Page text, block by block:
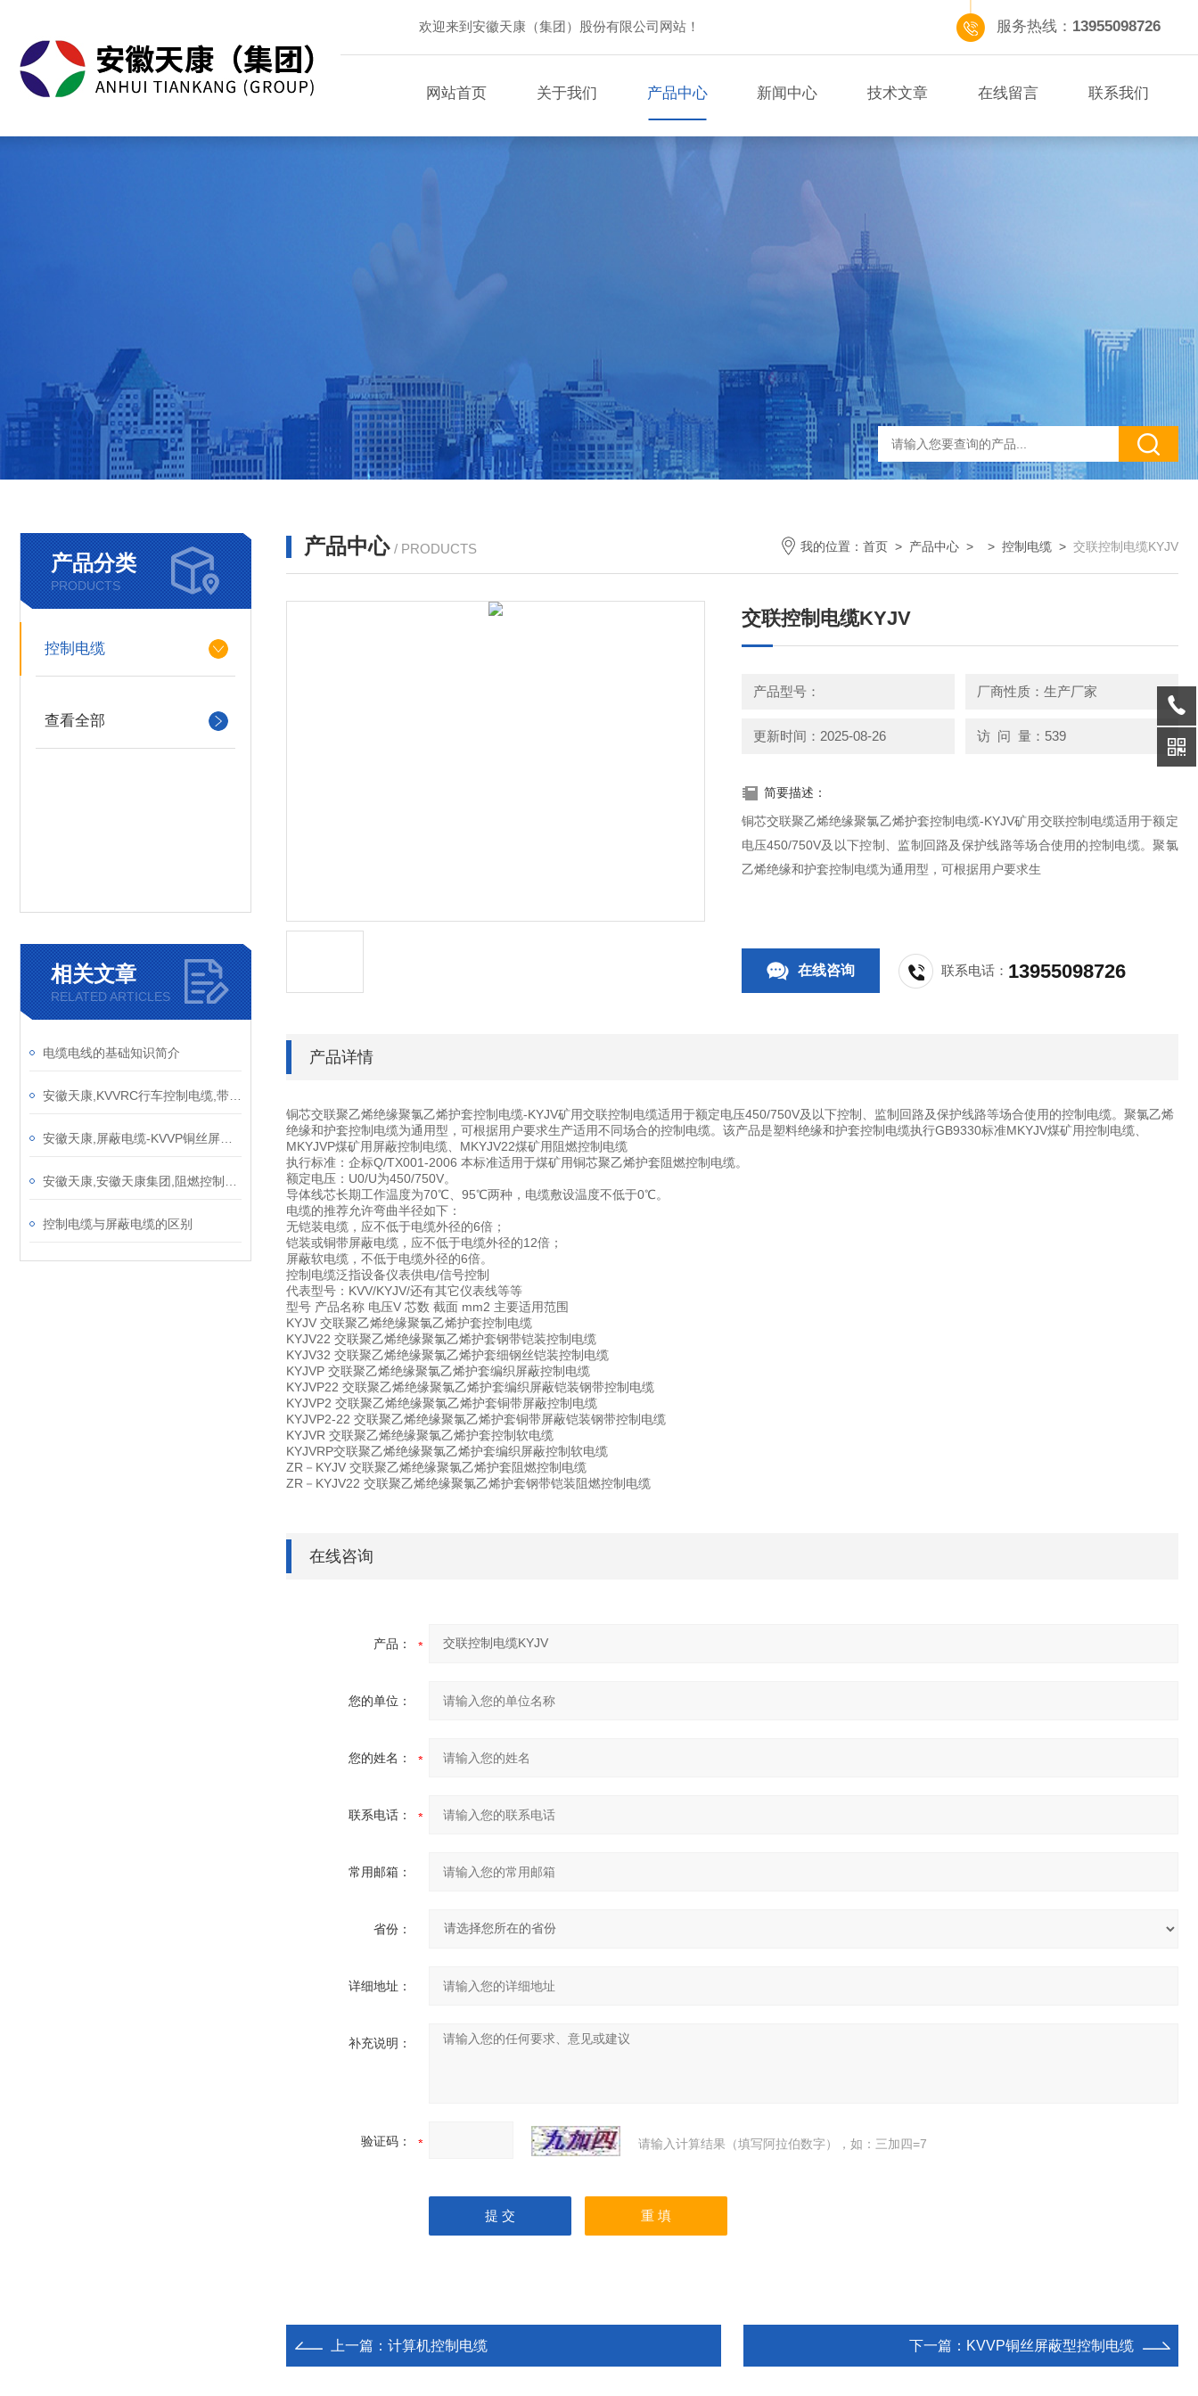
欢迎来到安徽天康（集团）股份有限公司网站！ 服务热线： 13955098726
网站首页 关于我们 产品中心 新闻中心 技术文章 在线留言 联系我们
产品分类
PRODUCTS
控制电缆
查看全部
相关文章
RELATED ARTICLES
电缆电线的基础知识简介
控制电缆与屏蔽电缆的区别
产品中心 / PRODUCTS 我的位置： 首页 > 产品中心 > > 控制电缆 > 交联控制电缆KYJV
交联控制电缆KYJV
产品型号： 厂商性质：生产厂家
更新时间：2025-08-26 访 问 量：539
简要描述：
铜芯交联聚乙烯绝缘聚氯乙烯护套控制电缆-KYJV矿用交联控制电缆适用于额定
电压450/750V及以下控制、监制回路及保护线路等场合使用的控制电缆。聚氯
乙烯绝缘和护套控制电缆为通用型，可根据用户要求生
在线咨询 联系电话： 13955098726
产品详情
铜芯交联聚乙烯绝缘聚氯乙烯护套控制电缆-KYJV矿用交联控制电缆适用于额定电压450/750V及以下控制、监制回路及保护线路等场合使用的控制电缆。聚氯乙烯
绝缘和护套控制电缆为通用型，可根据用户要求生产适用不同场合的控制电缆。该产品是塑料绝缘和护套控制电缆执行GB9330标准MKYJV煤矿用控制电缆、
MKYJVP煤矿用屏蔽控制电缆、MKYJV22煤矿用阻燃控制电缆
执行标准：企标Q/TX001-2006 本标准适用于煤矿用铜芯聚乙烯护套阻燃控制电缆。
额定电压：U0/U为450/750V。
导体线芯长期工作温度为70℃、95℃两种，电缆敷设温度不低于0℃。
电缆的推荐允许弯曲半径如下：
无铠装电缆，应不低于电缆外径的6倍；
铠装或铜带屏蔽电缆，应不低于电缆外径的12倍；
屏蔽软电缆，不低于电缆外径的6倍。
控制电缆泛指设备仪表供电/信号控制
代表型号：KVV/KYJV/还有其它仪表线等等
型号 产品名称 电压V 芯数 截面 mm2 主要适用范围
KYJV 交联聚乙烯绝缘聚氯乙烯护套控制电缆
KYJV22 交联聚乙烯绝缘聚氯乙烯护套钢带铠装控制电缆
KYJV32 交联聚乙烯绝缘聚氯乙烯护套细钢丝铠装控制电缆
KYJVP 交联聚乙烯绝缘聚氯乙烯护套编织屏蔽控制电缆
KYJVP22 交联聚乙烯绝缘聚氯乙烯护套编织屏蔽铠装钢带控制电缆
KYJVP2 交联聚乙烯绝缘聚氯乙烯护套铜带屏蔽控制电缆
KYJVP2-22 交联聚乙烯绝缘聚氯乙烯护套铜带屏蔽铠装钢带控制电缆
KYJVR 交联聚乙烯绝缘聚氯乙烯护套控制软电缆
KYJVRP交联聚乙烯绝缘聚氯乙烯护套编织屏蔽控制软电缆
ZR－KYJV 交联聚乙烯绝缘聚氯乙烯护套阻燃控制电缆
ZR－KYJV22 交联聚乙烯绝缘聚氯乙烯护套钢带铠装阻燃控制电缆
在线咨询
产品：
您的单位：
您的姓名：
联系电话：
常用邮箱：
省份：
详细地址：
补充说明：
验证码： 请输入计算结果（填写阿拉伯数字），如：三加四=7
上一篇： 计算机控制电缆 下一篇： KVVP铜丝屏蔽型控制电缆